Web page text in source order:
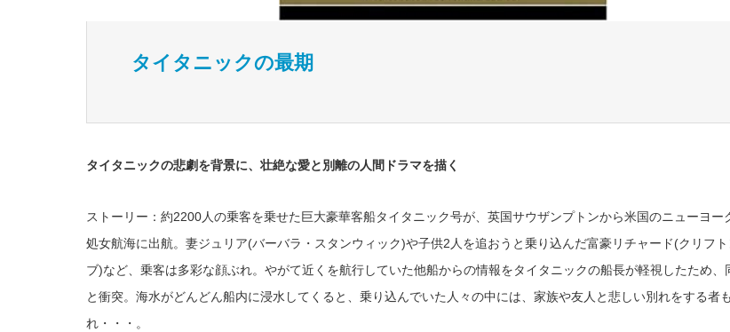
タイタニックの最期
タイタニックの悲劇を背景に、壮絶な愛と別離の人間ドラマを描く
ストーリー：約2200人の乗客を乗せた巨大豪華客船タイタニック号が、英国サウザンプトンから米国のニューヨー
処女航海に出航。妻ジュリア(バーバラ・スタンウィック)や子供2人を追おうと乗り込んだ富豪リチャード(クリフ
ブ)など、乗客は多彩な顔ぶれ。やがて近くを航行していた他船からの情報をタイタニックの船長が軽視したため、
と衝突。海水がどんどん船内に浸水してくると、乗り込んでいた人々の中には、家族や友人と悲しい別れをする者
れ・・・。